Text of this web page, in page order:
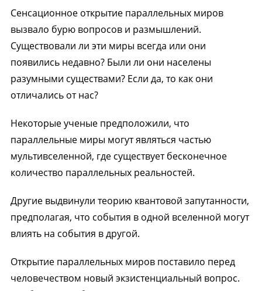
Сенсационное открытие параллельных миров
вызвало бурю вопросов и размышлений.
Существовали ли эти миры всегда или они
появились недавно? Были ли они населены
разумными существами? Если да, то как они
отличались от нас?
Некоторые ученые предположили, что
параллельные миры могут являться частью
мультивселенной, где существует бесконечное
количество параллельных реальностей.
Другие выдвинули теорию квантовой запутанности,
предполагая, что события в одной вселенной могут
влиять на события в другой.
Открытие параллельных миров поставило перед
человечеством новый экзистенциальный вопрос.